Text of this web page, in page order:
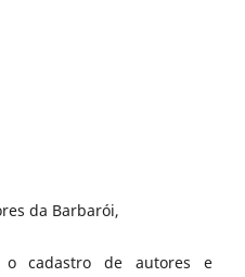
da Barbarói,
o cadastro de autores e